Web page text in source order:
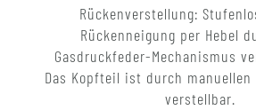
Rückenverstellung:
Rückenneigung per Hebel
Gasdruckfeder-Mechanismus
Das Kopfteil ist durch
verstellbar.